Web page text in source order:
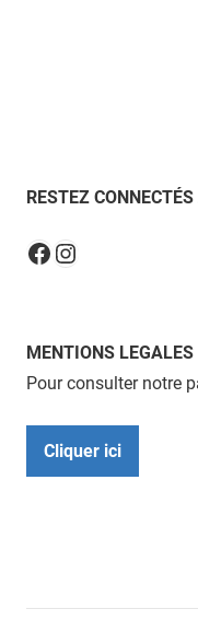
RESTEZ
Facebook
Instagram
MENTIONS LEGALES
Pour consulter notre
Cliquer ici